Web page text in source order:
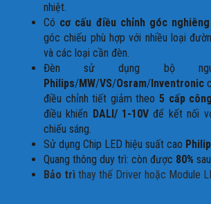
nhiệt.
Có cơ cấu điều chỉnh góc nghiêng
góc chiếu phù hợp với nhiều loại
và các loại cần đèn.
Đèn sử dụng bộ
Philips/MW/VS/Osram/ Inventronic
điều chỉnh tiết giảm theo 5 cấp
điều khiển DALI/ 1-10V để kết nối
chiếu sáng.
Sử dụng Chip LED hiệu suất cao
Quang thông duy trì: còn được 80% sau
Bảo trì thay thế Driver hoặc Module